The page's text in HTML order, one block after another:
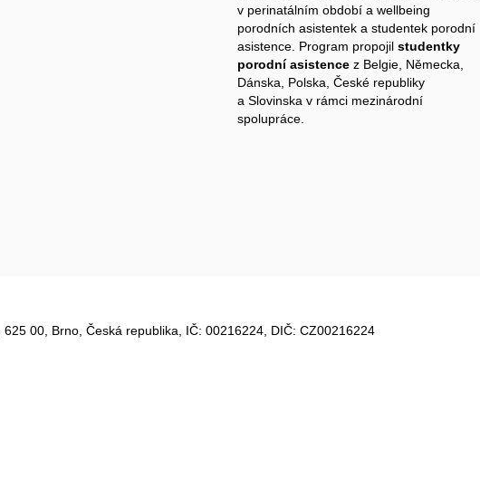
v perinatálním období a wellbeing
porodních asistentek a studentek porodní
asistence. Program propojil studentky
porodní asistence z Belgie, Německa,
Dánska, Polska, České republiky
a Slovinska v rámci mezinárodní
spolupráce.
00, Brno, Česká republika, IČ: 00216224 , DIČ: CZ00216224